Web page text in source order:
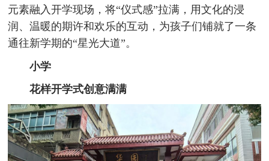
元素融入开学现场，将“仪式感”拉满，用文化的浸
润、温暖的期许和欢乐的互动，为孩子们铺就了一条
通往新学期的“星光大道”。
小学
花样开学式创意满满